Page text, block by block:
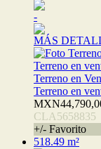
-
MÁS
Terreno en
Terreno en
CLA5658835
+/- Favorito
518.49 m²